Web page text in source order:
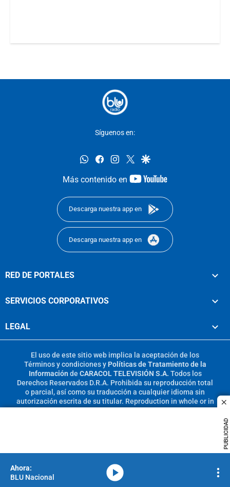
PUBLICIDAD
Síguenos en:
whatsappfacebookinstagram
twittergoogle
Más contenido en
youtube-
Descarga nuestra app en
Descarga nuestra app en
RED DE PORTALES
SERVICIOS CORPORATIVOS
LEGAL
El uso de este sitio web implica la aceptación de los
Términos y condicionesy Políticas de Tratamiento de la
Información de CARACOL TELEVISIÓN S.A. Todos los
Derechos Reservados D.R.A. Prohibida su reproducción total
o parcial, así como su traducción a cualquier idioma sin
autorización escrita de su titular. Reproduction in whole or in
BLU Nacional